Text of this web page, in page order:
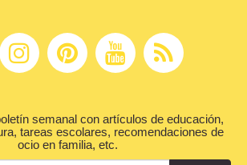
semanal con artículos de educación,
tareas escolares, recomendaciones de
ocio en familia, etc.